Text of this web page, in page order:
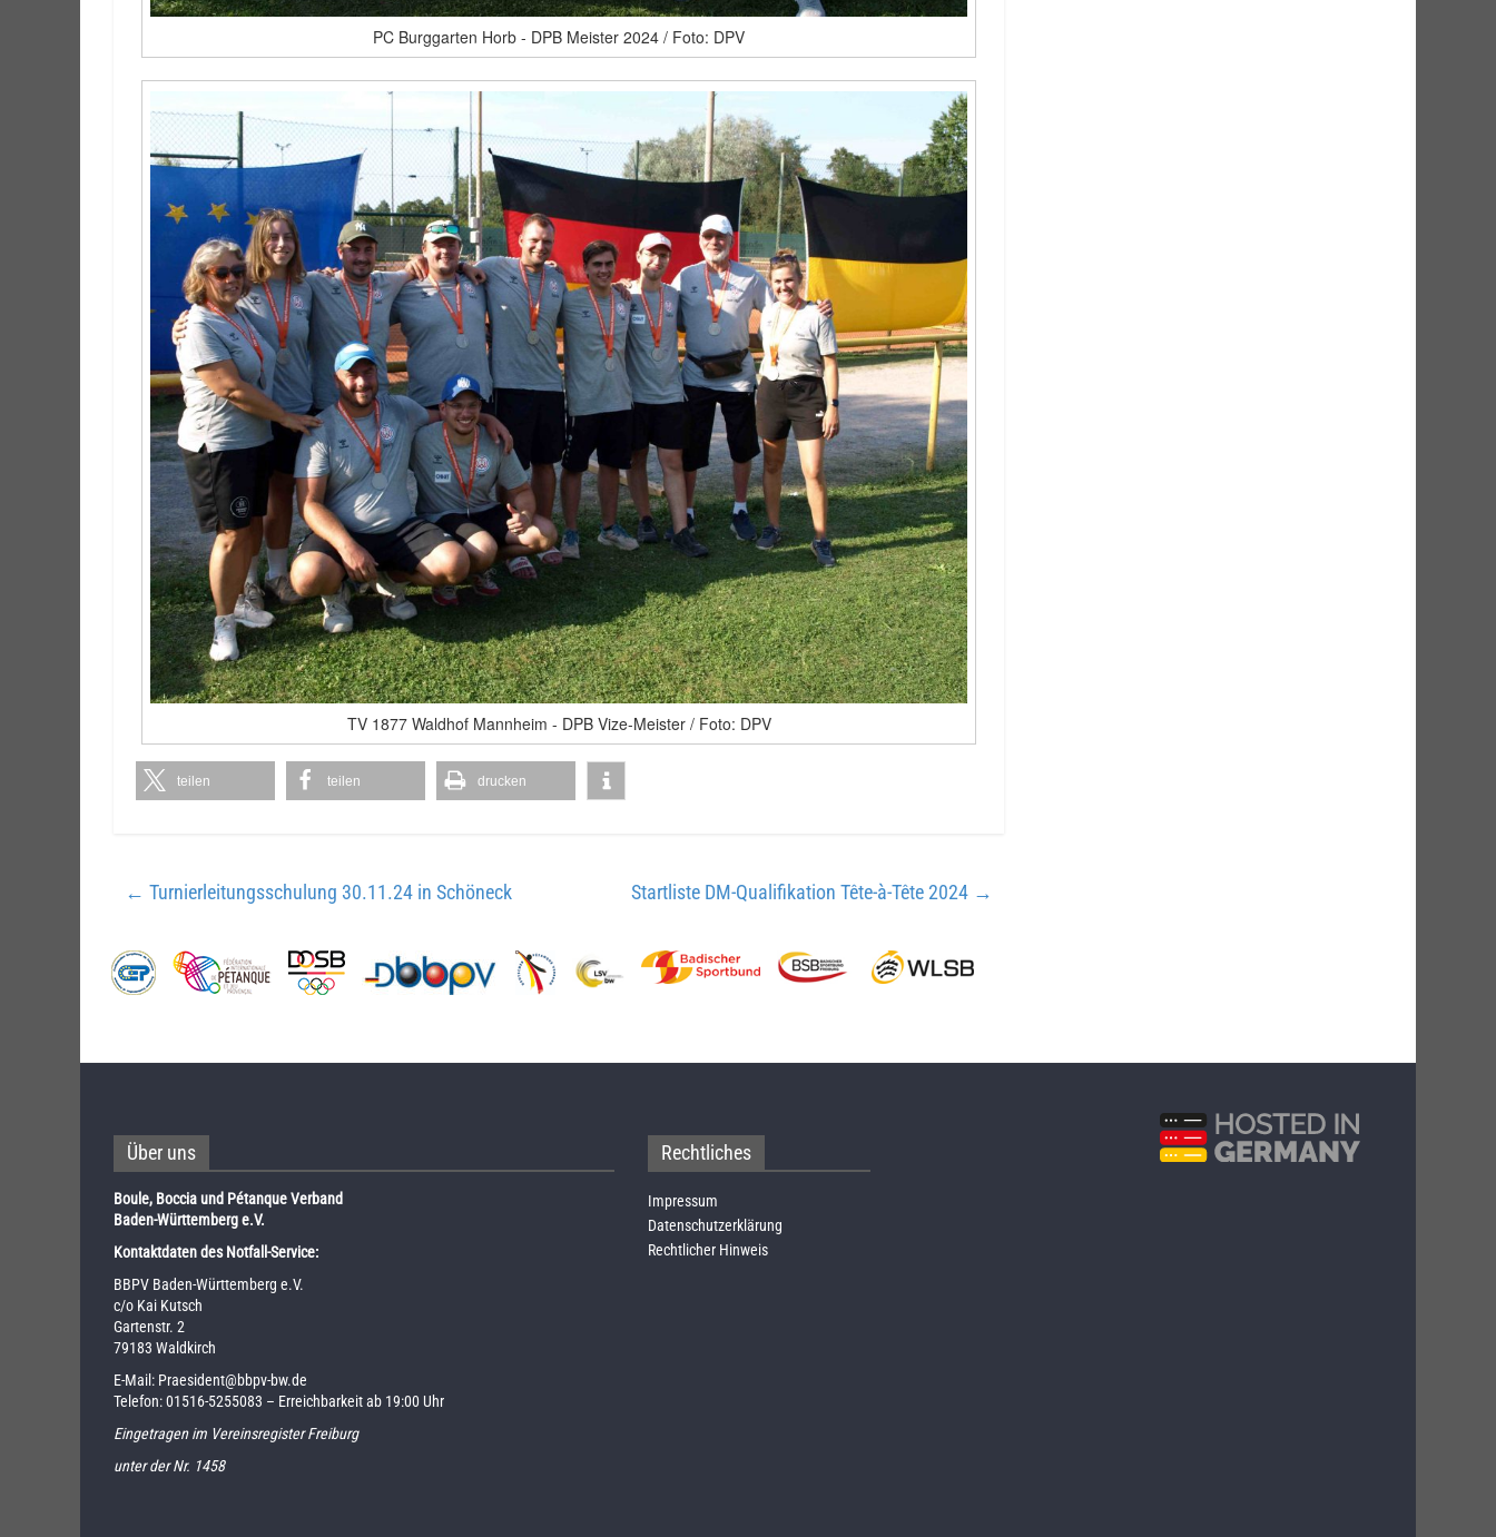
PC Burggarten Horb - DPB Meister 2024 / Foto: DPV
TV 1877 Waldhof Mannheim - DPB Vize-Meister / Foto: DPV
teilen teilen drucken
← Turnierleitungsschulung 30.11.24 in Schöneck Startliste DM-Qualifikation Tête-à-Tête 2024 →
Über uns
Boule, Boccia und Pétanque Verband
Baden-Württemberg e.V.
Kontaktdaten des Notfall-Service:
BBPV Baden-Württemberg e.V.
c/o Kai Kutsch
Gartenstr. 2
79183 Waldkirch
E-Mail: Praesident@bbpv-bw.de
Telefon:01516-5255083 – Erreichbarkeit ab 19:00 Uhr
Eingetragen im Vereinsregister Freiburg
unter der Nr. 1458
Rechtliches
Impressum
Datenschutzerklärung
Rechtlicher Hinweis